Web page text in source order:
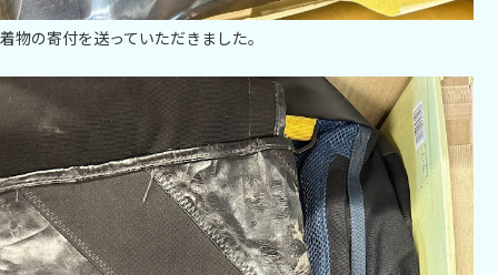
着物の寄付を送っていただきました。